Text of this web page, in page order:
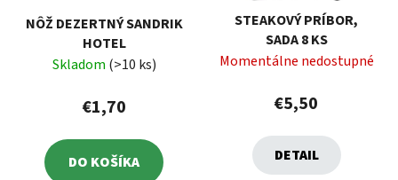
NÔŽ DEZERTNÝ SANDRIK
HOTEL
Skladom (>10 ks)
€1,70
DO KOŠÍKA
STEAKOVÝ PRÍBOR,
SADA 8 KS
Momentálne nedostupné
€5,50
DETAIL